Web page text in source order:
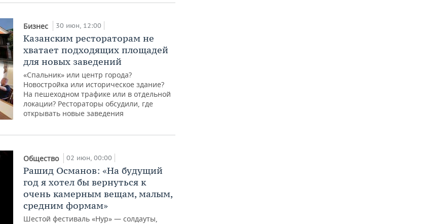
Бизнес 30 июн, 12:00
Казанским рестораторам не
хватает подходящих площадей
для новых заведений
«Спальник» или центр города?
Новостройка или историческое здание?
На пешеходном трафике или в отдельной
локации? Рестораторы обсудили, где
открывать новые заведения
Общество 02 июн, 00:00
Рашид Османов: «На будущий
год я хотел бы вернуться к
очень камерным вещам, малым,
средним формам»
Шестой фестиваль «Нур» — солдауты,